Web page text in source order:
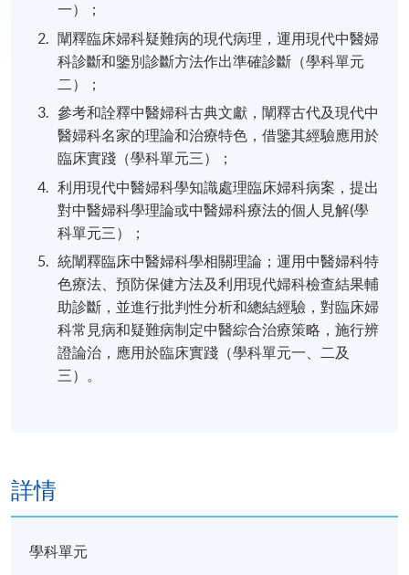
一）；
闡釋臨床婦科疑難病的現代病理，運用現代中醫婦
科診斷和鑒別診斷方法作出準確診斷（學科單元
二）；
參考和詮釋中醫婦科古典文獻，闡釋古代及現代中
醫婦科名家的理論和治療特色，借鑒其經驗應用於
臨床實踐（學科單元三）；
利用現代中醫婦科學知識處理臨床婦科病案，提出
對中醫婦科學理論或中醫婦科療法的個人見解(學
科單元三）；
統闡釋臨床中醫婦科學相關理論；運用中醫婦科特
色療法、預防保健方法及利用現代婦科檢查結果輔
助診斷，並進行批判性分析和總結經驗，對臨床婦
科常見病和疑難病制定中醫綜合治療策略，施行辨
證論治，應用於臨床實踐（學科單元一、二及
三）。
詳情
學科單元